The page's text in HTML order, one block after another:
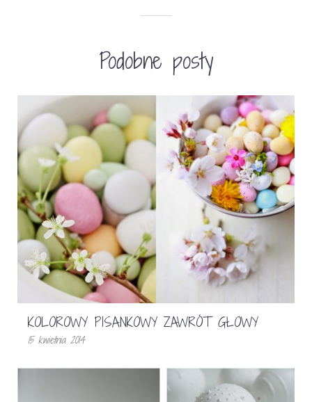
Podobne posty
KOLOROWY PISANKOWY ZAWRÓT GŁOWY
15 kwietnia 2014